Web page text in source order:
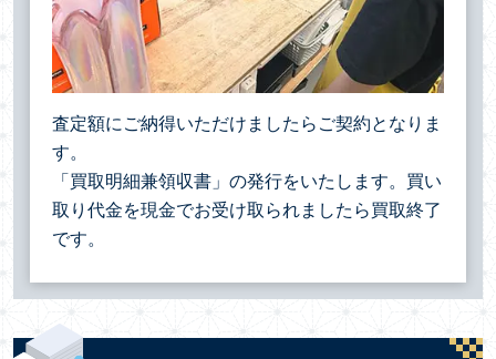
査定額にご納得いただけましたらご契約となりま
す。
「買取明細兼領収書」の発行をいたします。買い
取り代金を現金でお受け取られましたら買取終了
です。